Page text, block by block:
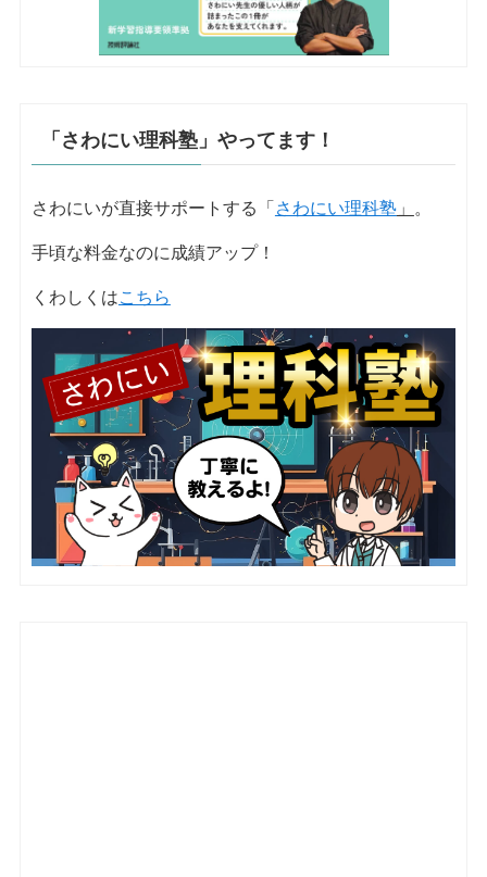
「さわにい理科塾」やってます！
さわにいが直接サポートする「さわにい理科塾」
手頃な料金なのに成績アップ！
くわしくはこちら